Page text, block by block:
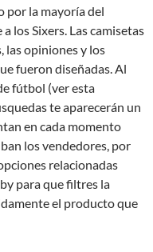
por la mayoría del
los Sixers. Las camisetas
las opiniones y los
fueron diseñadas. Al
fútbol (ver esta
te aparecerán un
en cada momento
los vendedores, por
relacionadas
para que filtres la
el producto que